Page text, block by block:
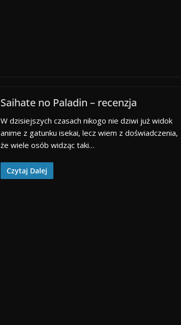
Saihate no Paladin – recenzja
W dzisiejszych czasach nikogo nie dziwi już widok
anime z gatunku isekai, lecz wiem z doświadczenia,
że wiele osób widząc taki…
Czytaj Dalej